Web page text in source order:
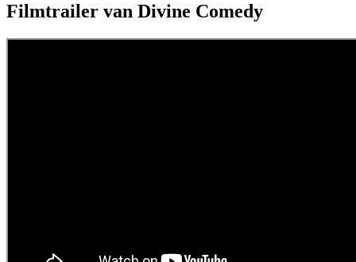
Filmtrailer van Divine Comedy